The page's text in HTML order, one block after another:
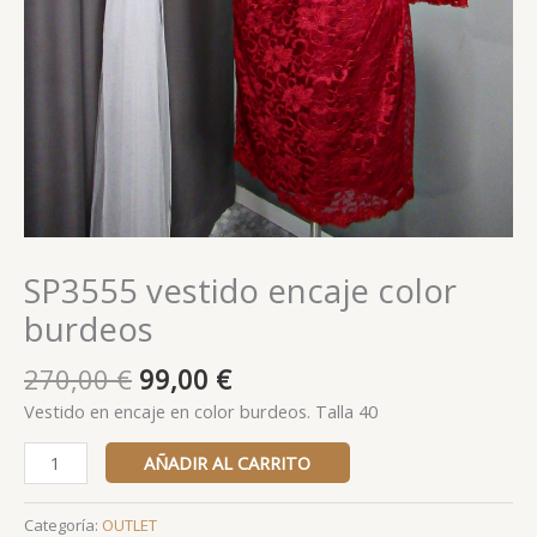
SP3555 vestido encaje color
burdeos
270,00€ 99,00 €
Vestido en encaje en color burdeos. Talla 40
AÑADIR AL CARRITO
Categoría: OUTLET